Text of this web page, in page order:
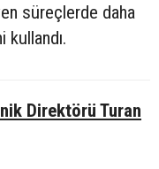
süreçlerde daha
Direktörü Turan